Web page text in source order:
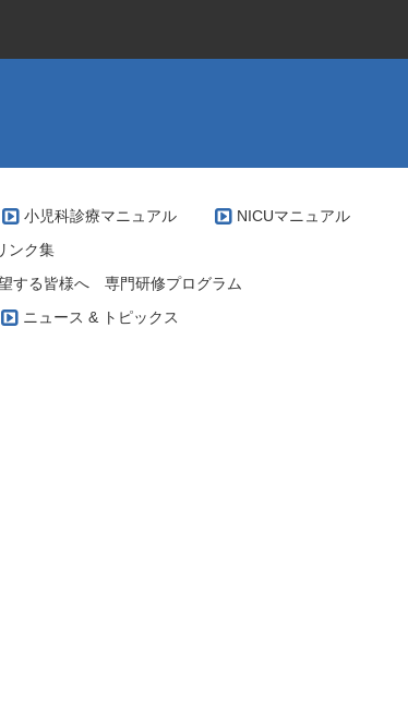
小児科診療マニュアル
NICUマニュアル
ンク集
する皆様へ 専門研修プログラム
ニュース & トピックス